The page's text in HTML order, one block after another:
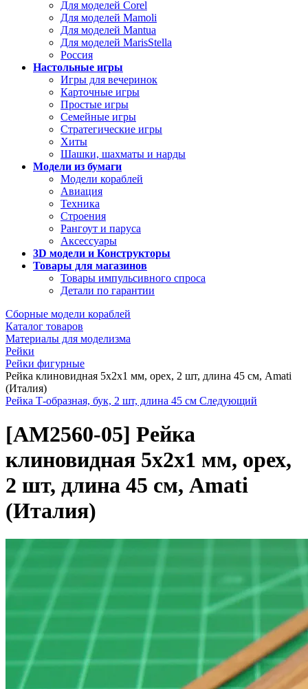
Для моделей Corel
Для моделей Mamoli
Для моделей Mantua
Для моделей MarisStella
Россия
Настольные игры
Игры для вечеринок
Карточные игры
Простые игры
Семейные игры
Стратегические игры
Хиты
Шашки, шахматы и нарды
Модели из бумаги
Модели кораблей
Авиация
Техника
Строения
Рангоут и паруса
Аксессуары
3D модели и Конструкторы
Товары для магазинов
Товары импульсивного спроса
Детали по гарантии
Сборные модели кораблей
Каталог товаров
Материалы для моделизма
Рейки
Рейки фигурные
Рейка клиновидная 5х2х1 мм, орех, 2 шт, длина 45 см, Amati
(Италия)
Рейка Т-образная, бук, 2 шт, длина 45 см Следующий
[AM2560-05] Рейка
клиновидная 5х2х1 мм, орех,
2 шт, длина 45 см, Amati
(Италия)